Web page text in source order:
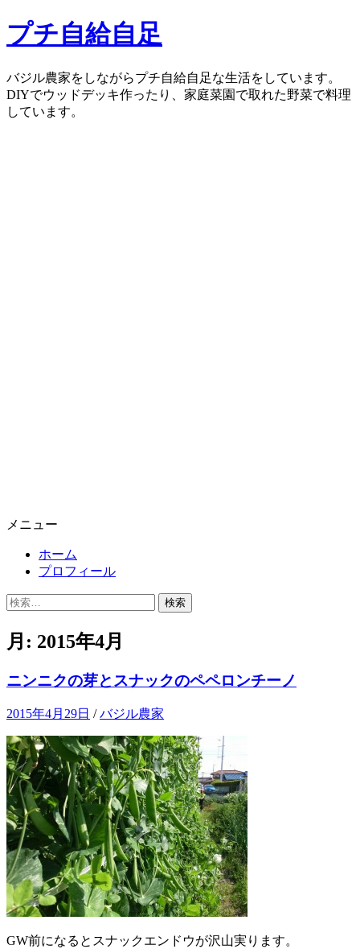
コ
ン
ン
ツ
へ
プチ自給自足
バジル農家をしながらプチ自給自足な生活をしています。
DIYでウッドデッキ作ったり、家庭菜園で取れた野菜で料理
しています。
メニュー
ホーム
プロフィール
検
月: 2015年4月
ニンニクの芽とスナックのペペロンチーノ
2015年4月29日 /バジル農家
GW前になるとスナックエンドウが沢山実ります。